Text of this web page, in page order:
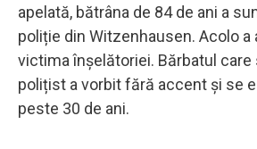
apelată, bătrâna de 84 de ani a
poliție din Witzenhausen. Acolo a
victima înșelătoriei. Bărbatul care
polițist a vorbit fără accent și se
peste 30 de ani.